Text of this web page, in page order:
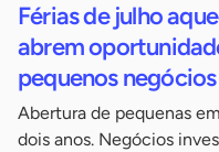
Férias de julho
abrem
pequenos negócios
Abertura de pequenas
dois anos. Negócios